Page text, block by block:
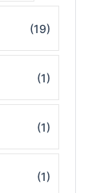
(19)
(1)
(1)
(1)